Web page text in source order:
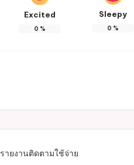
Excited
0 %
Sleepy
0 %
รายงานติดตามใช้จ่าย